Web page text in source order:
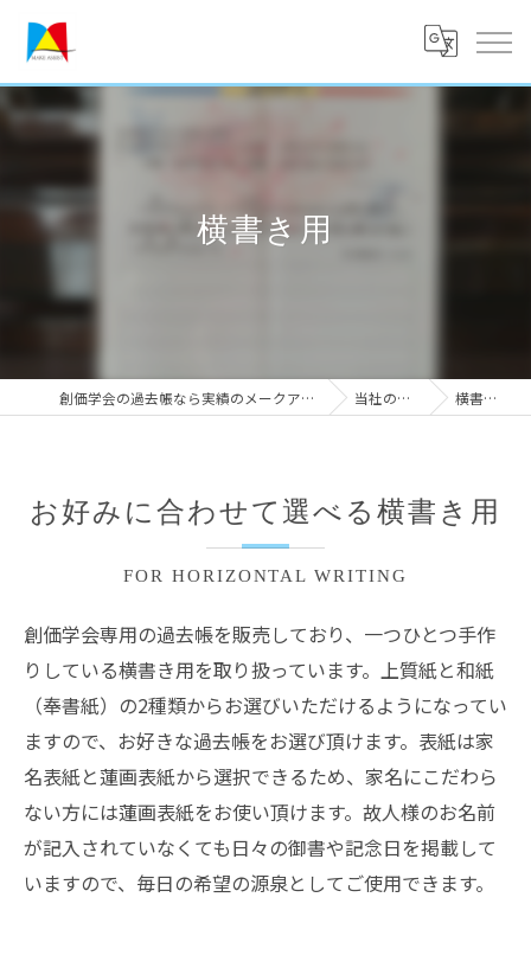
横書き用
創価学会の過去帳なら実績のメークアシスト 当社の特徴 横書き用
お好みに合わせて選べる横書き用
FOR HORIZONTAL WRITING
創価学会専用の過去帳を販売しており、一つひとつ手作
りしている横書き用を取り扱っています。上質紙と和紙
（奉書紙）の2種類からお選びいただけるようになってい
ますので、お好きな過去帳をお選び頂けます。表紙は家
名表紙と蓮画表紙から選択できるため、家名にこだわら
ない方には蓮画表紙をお使い頂けます。故人様のお名前
が記入されていなくても日々の御書や記念日を掲載して
いますので、毎日の希望の源泉としてご使用できます。